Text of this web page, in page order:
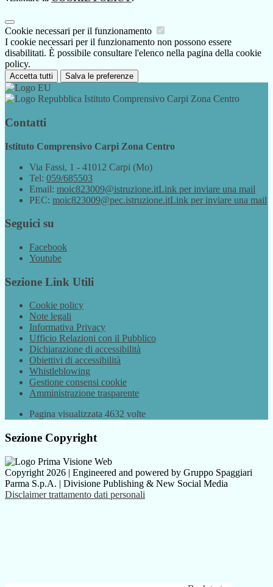
Cookie necessari per il funzionamento
I cookie necessari per il funzionamento non possono essere
disabilitati. È possibile consultare l'elenco nella pagina della cookie
policy.
Accetta tutti Salva le preferenze
Istituto Comprensivo Carpi Zona Centro
Contatti
Istituto Comprensivo Carpi Zona Centro
Via Fassi, 1 - 41012 Carpi (Mo)
Tel: 059/685503
Email: moic823009@istruzione.itLink per inviare una mail
PEC: moic823009@pec.istruzione.itLink per inviare una mail
Seguici su
Facebook
Youtube
Sezione Link Utili
Cookie policy
Note legali
Informativa Privacy
Ufficio Relazioni con il Pubblico
Dichiarazione di accessibilità
Obiettivi di accessibilità
Whistleblowing
Gestione consensi cookie
Amministrazione trasparente
Pagina visualizzata 4632 volte
Sezione Copyright
Copyright 2026 | Engineered and powered by Gruppo Spaggiari
Parma S.p.A. | Divisione Publishing & New Social Media
Disclaimer trattamento dati personali